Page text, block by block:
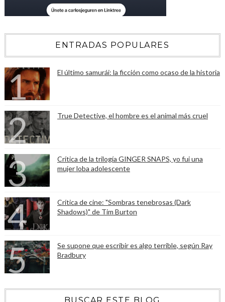
ENTRADAS POPULARES
El último samurái: la ficción como ocaso de la historia
True Detective, el hombre es el animal más cruel
Crítica de la trilogía GINGER SNAPS, yo fui una
mujer loba adolescente
Crítica de cine: "Sombras tenebrosas (Dark
Shadows)" de Tim Burton
Se supone que escribir es algo terrible, según Ray
Bradbury